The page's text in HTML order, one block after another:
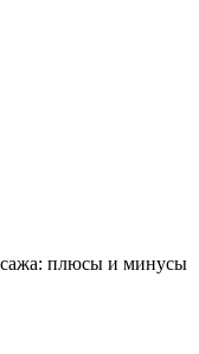
плюсы и минусы